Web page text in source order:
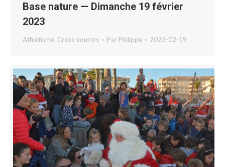
Base nature — Dimanche 19 février
2023
Athlétisme, Cross-country Par Philippe 2023-02-19